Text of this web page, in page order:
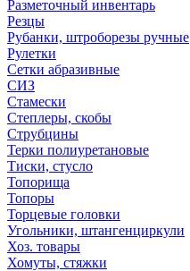
Разметочный инвентарь
Резцы
Рубанки, штроборезы ручные
Рулетки
Сетки абразивные
СИЗ
Стамески
Степлеры, скобы
Струбцины
Терки полиуретановые
Тиски, стусло
Топорища
Топоры
Торцевые головки
Угольники, штангенциркули
Хоз. товары
Хомуты, стяжки